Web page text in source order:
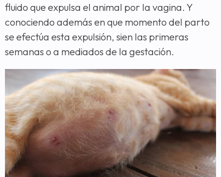
fluido que expulsa el animal por la vagina. Y
conociendo además en que momento del parto
se efectúa esta expulsión, sien las primeras
semanas o a mediados de la gestación.